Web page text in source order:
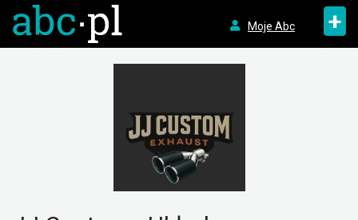
Moje Abc +